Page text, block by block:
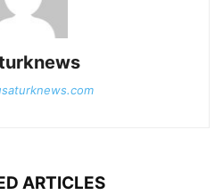
ARTICLES